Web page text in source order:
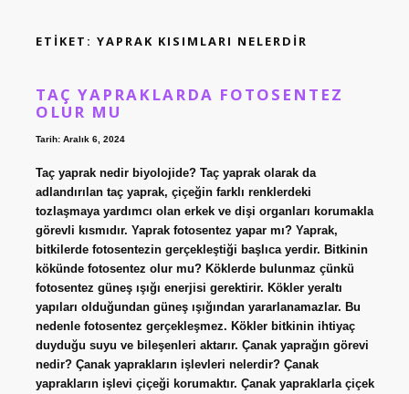
ETIKET: YAPRAK KISIMLARI NELERDIR
TAÇ YAPRAKLARDA FOTOSENTEZ
OLUR MU
Tarih: Aralık 6, 2024
Taç yaprak nedir biyolojide? Taç yaprak olarak da
adlandırılan taç yaprak, çiçeğin farklı renklerdeki
tozlaşmaya yardımcı olan erkek ve dişi organları korumakla
görevli kısmıdır. Yaprak fotosentez yapar mı? Yaprak,
bitkilerde fotosentezin gerçekleştiği başlıca yerdir. Bitkinin
kökünde fotosentez olur mu? Köklerde bulunmaz çünkü
fotosentez güneş ışığı enerjisi gerektirir. Kökler yeraltı
yapıları olduğundan güneş ışığından yararlanamazlar. Bu
nedenle fotosentez gerçekleşmez. Kökler bitkinin ihtiyaç
duyduğu suyu ve bileşenleri aktarır. Çanak yaprağın görevi
nedir? Çanak yaprakların işlevleri nelerdir? Çanak
yaprakların işlevi çiçeği korumaktır. Çanak yapraklarla çiçek